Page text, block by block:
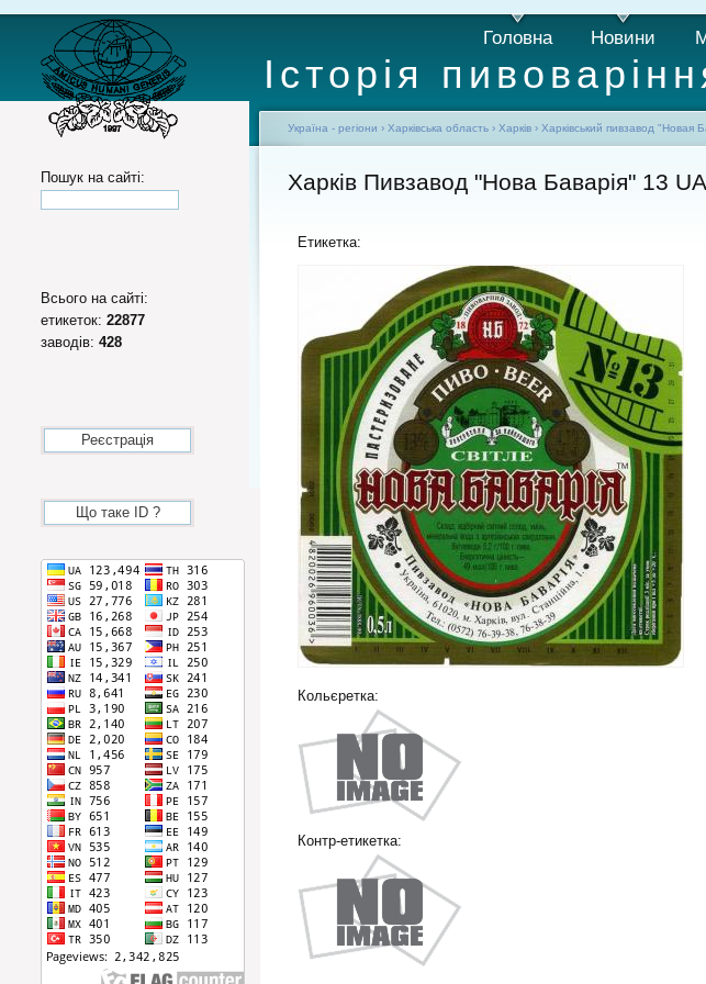
Історія
Головна Новини
Пошук на сайті:
Всього на сайті:
етикеток: 22877
заводів: 428
Реєстрація
Що таке ID ?
Україна - регіони › Харківська область › Харків › Харківський пивзавод "Новая
Харків Пивзавод "Нова Баварія" 13
Етикетка:
Кольєретка:
Контр-етикетка: